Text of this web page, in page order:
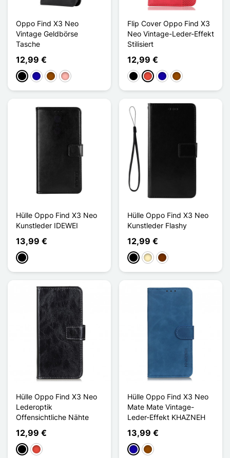
Oppo Find X3 Neo
Vintage Geldbörse
Tasche
12,99 €
SchwarzDunkelblau
BraunRoségold
Flip Cover Oppo Find X3
Neo Vintage-Leder-Effekt
Stilisiert
12,99 €
Schwarz
Rot Dunkelblau
Braun
Hülle Oppo Find X3 Neo
Kunstleder IDEWEI
13,99 €
Schwarz
Hülle Oppo Find X3 Neo
Kunstleder Flashy
12,99 €
Schwarz
GoldenKaffee
Hülle Oppo Find X3 Neo
Lederoptik
Offensichtliche Nähte
12,99 €
Schwarz
Rot
Hülle Oppo Find X3 Neo
Mate Mate Vintage-
Leder-Effekt KHAZNEH
13,99 €
Dunkelblau
Braun